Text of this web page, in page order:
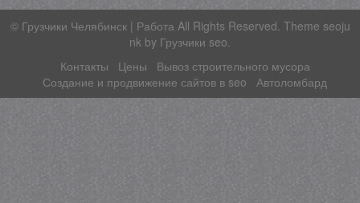
© Грузчики Челябинск | РаботаAll Rights Reserved. Theme seoju
nk by Грузчики seo.
Контакты
Цены
Вывоз строительного мусора
Создание и продвижение сайтов в seo
Автоломбард